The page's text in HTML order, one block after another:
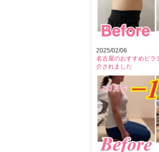
2025/02/06
名古屋のおすすめピラ
介されました